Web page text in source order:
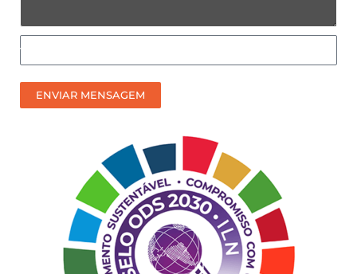
Como
prefere
receber
nosso
ENVIAR MENSAGEM